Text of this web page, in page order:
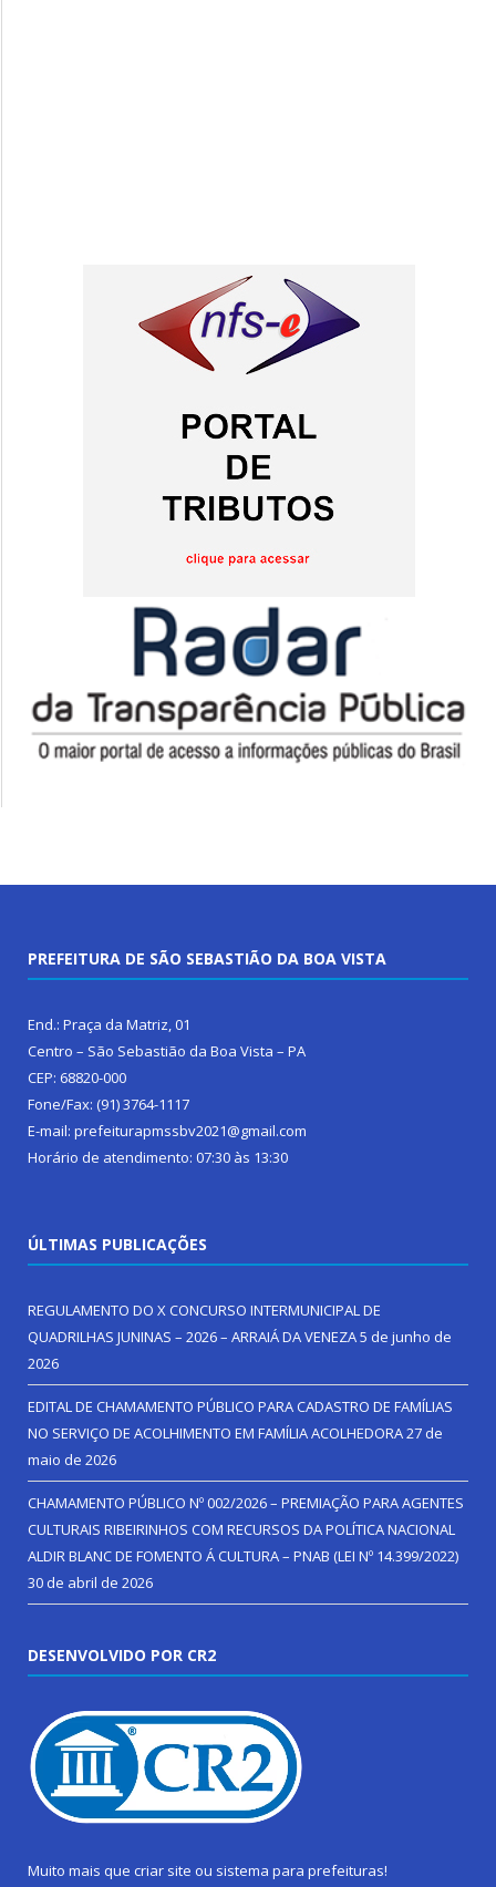
PREFEITURA DE SÃO SEBASTIÃO DA BOA VISTA
End.: Praça da Matriz, 01
Centro – São Sebastião da Boa Vista – PA
CEP: 68820-000
Fone/Fax: (91) 3764-1117
E-mail: prefeiturapmssbv2021@gmail.com
Horário de atendimento: 07:30 às 13:30
ÚLTIMAS PUBLICAÇÕES
REGULAMENTO DO X CONCURSO INTERMUNICIPAL DE
QUADRILHAS JUNINAS – 2026 – ARRAIÁ DA VENEZA5 de junho de
2026
EDITAL DE CHAMAMENTO PÚBLICO PARA CADASTRO DE FAMÍLIAS
NO SERVIÇO DE ACOLHIMENTO EM FAMÍLIA ACOLHEDORA27 de
maio de 2026
CHAMAMENTO PÚBLICO Nº 002/2026 – PREMIAÇÃO PARA AGENTES
CULTURAIS RIBEIRINHOS COM RECURSOS DA POLÍTICA NACIONAL
ALDIR BLANC DE FOMENTO Á CULTURA – PNAB (LEI Nº 14.399/2022)
30 de abril de 2026
DESENVOLVIDO POR CR2
Muito mais que criar site ou sistema para prefeituras!